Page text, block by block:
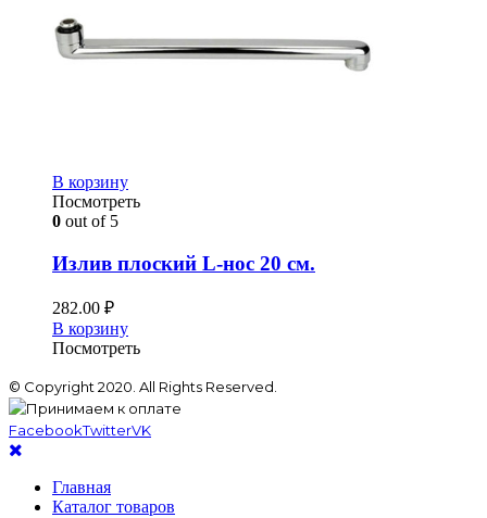
В корзину
Посмотреть
0 out of 5
Излив плоский L-нос 20 см.
282.00 ₽
В корзину
Посмотреть
© Copyright 2020. All Rights Reserved.
FacebookTwitterVK
Главная
Каталог товаров